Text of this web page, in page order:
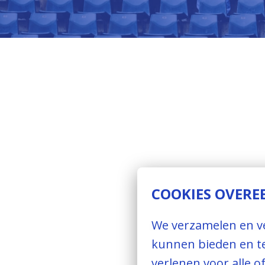
COOKIES
We verzamelen en
kunnen bieden en
GEEN OPEN